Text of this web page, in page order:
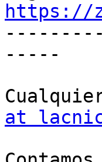
https://
-----
at